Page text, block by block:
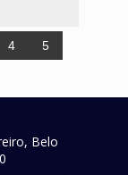
4
5
Belo